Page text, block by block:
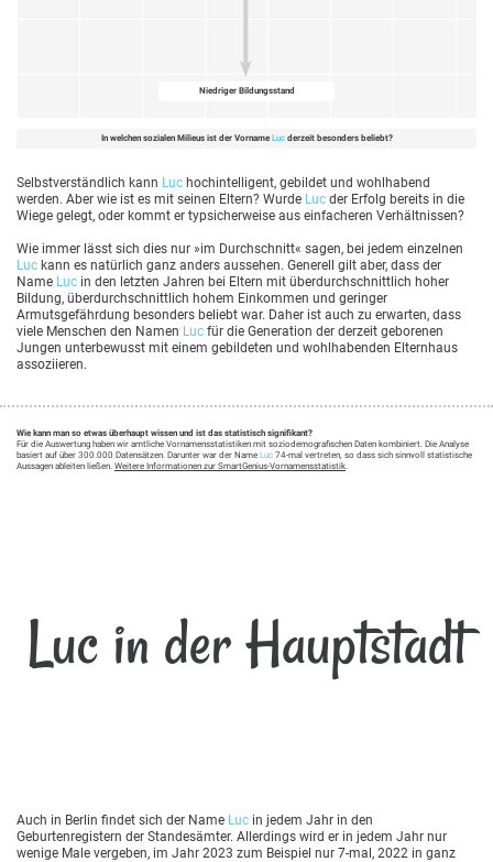
Niedriger Bildungsstand
In welchen sozialen Milieus ist der Vorname Lucderzeit besonders beliebt?
Selbstverständlich kann Luc hochintelligent, gebildet und wohlhabend
werden. Aber wie ist es mit seinen Eltern? Wurde Luc der Erfolg bereits in die
Wiege gelegt, oder kommt er typsicherweise aus einfacheren Verhältnissen?
Wie immer lässt sich dies nur »im Durchschnitt« sagen, bei jedem einzelnen
Luc kann es natürlich ganz anders aussehen. Generell gilt aber, dass der
Name Luc in den letzten Jahren bei Eltern mit überdurchschnittlich hoher
Bildung, überdurchschnittlich hohem Einkommen und geringer
Armutsgefährdung besonders beliebt war. Daher ist auch zu erwarten, dass
viele Menschen den Namen Luc für die Generation der derzeit geborenen
Jungen unterbewusst mit einem gebildeten und wohlhabenden Elternhaus
assoziieren.
Wie kann man so etwas überhaupt wissen und ist das statistisch signifikant?
Für die Auswertung haben wir amtliche Vornamensstatistiken mit soziodemografischen Daten kombiniert. Die Analyse
basiert auf über 300.000 Datensätzen. Darunter war der Name Luc 74-mal vertreten, so dass sich sinnvoll statistische
Aussagen ableiten ließen. Weitere Informationen zur SmartGenius-Vornamensstatistik.
Luc in der Hauptstadt
Auch in Berlin findet sich der Name Luc in jedem Jahr in den
Geburtenregistern der Standesämter. Allerdings wird er in jedem Jahr nur
wenige Male vergeben, im Jahr 2023 zum Beispiel nur 7-mal, 2022 in ganz